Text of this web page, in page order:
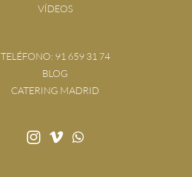
VÍDEOS
TELÉFONO: 91 659 31 74
BLOG
CATERING MADRID